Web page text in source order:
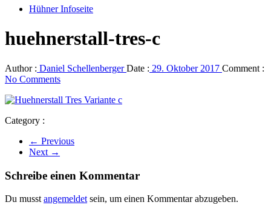
Hühner Infoseite
huehnerstall-tres-c
Author : Daniel SchellenbergerDate : 29. Oktober 2017 Comment :
No Comments
Category :
← Previous
Next →
Schreibe einen Kommentar
Du musst angemeldet sein, um einen Kommentar abzugeben.